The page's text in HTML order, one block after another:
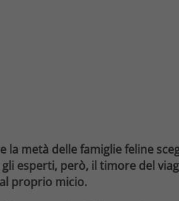
la metà delle famiglie feline
gli esperti, però, il timore del
proprio micio.